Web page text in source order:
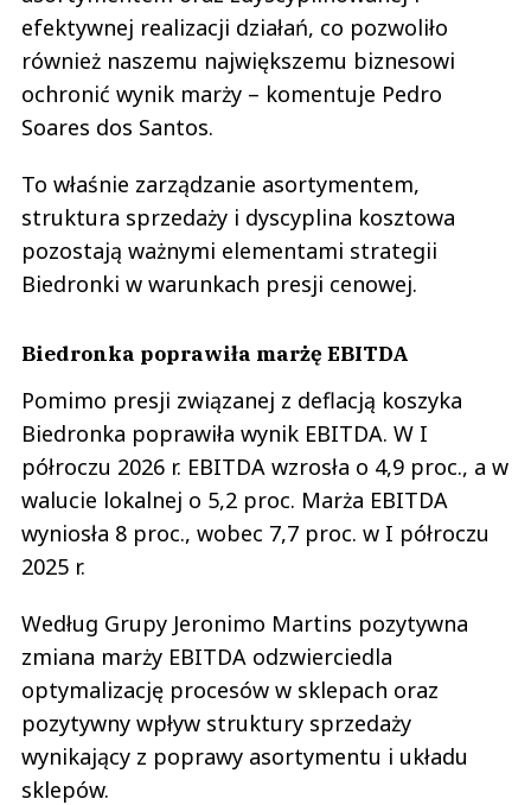
efektywnej realizacji działań, co pozwoliło
również naszemu największemu biznesowi
ochronić wynik marży – komentuje Pedro
Soares dos Santos.
To właśnie zarządzanie asortymentem,
struktura sprzedaży i dyscyplina kosztowa
pozostają ważnymi elementami strategii
Biedronki w warunkach presji cenowej.
Biedronka poprawiła marżę EBITDA
Pomimo presji związanej z deflacją koszyka
Biedronka poprawiła wynik EBITDA. W I
półroczu 2026 r. EBITDA wzrosła o 4,9 proc., a w
walucie lokalnej o 5,2 proc. Marża EBITDA
wyniosła 8 proc., wobec 7,7 proc. w I półroczu
2025 r.
Według Grupy Jeronimo Martins pozytywna
zmiana marży EBITDA odzwierciedla
optymalizację procesów w sklepach oraz
pozytywny wpływ struktury sprzedaży
wynikający z poprawy asortymentu i układu
sklepów.